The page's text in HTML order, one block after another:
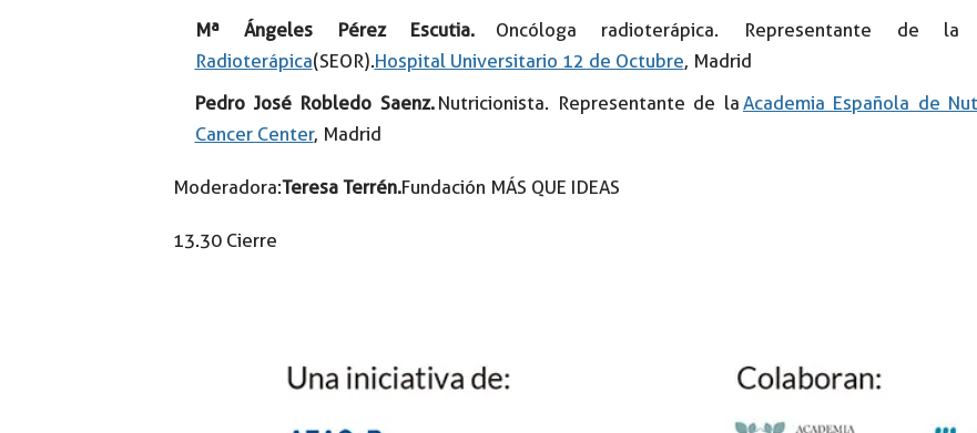
Mª Ángeles Pérez Escutia. Oncóloga radioterápica. Representante de la
Radioterápica(SEOR).Hospital Universitario 12 de Octubre, Madrid
Pedro José Robledo Saenz.Nutricionista. Representante de la Academia Española de
Cancer Center, Madrid
Moderadora:Teresa Terrén.Fundación MÁS QUE IDEAS
13.30 Cierre